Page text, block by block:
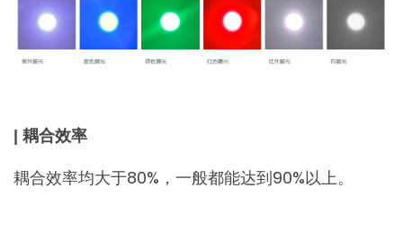
| 耦合效率
耦合效率均大于80%，一般都能达到90%以上。